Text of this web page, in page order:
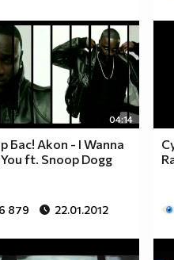
04:14
Бас! Akon - I Wanna
ft. Snoop Dogg
879 22.01.2012